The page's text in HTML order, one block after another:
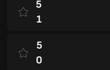
5
1
5
0